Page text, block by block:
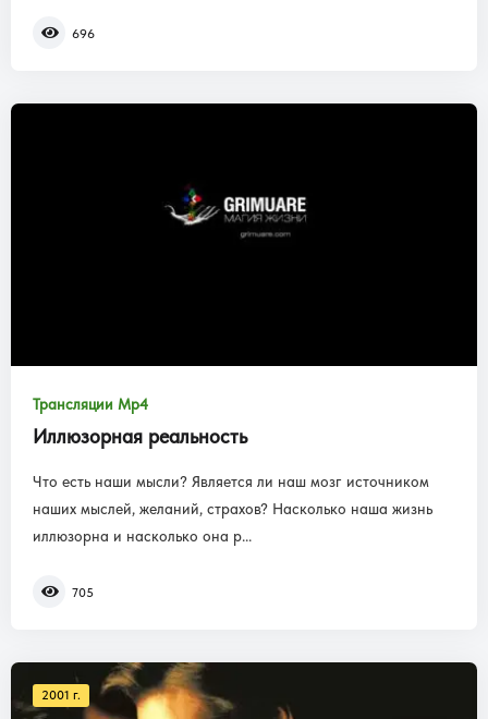
696
Трансляции Mp4
Иллюзорная реальность
Что есть наши мысли? Является ли наш мозг источником
наших мыслей, желаний, страхов? Насколько наша жизнь
иллюзорна и насколько она р...
705
2001 г.